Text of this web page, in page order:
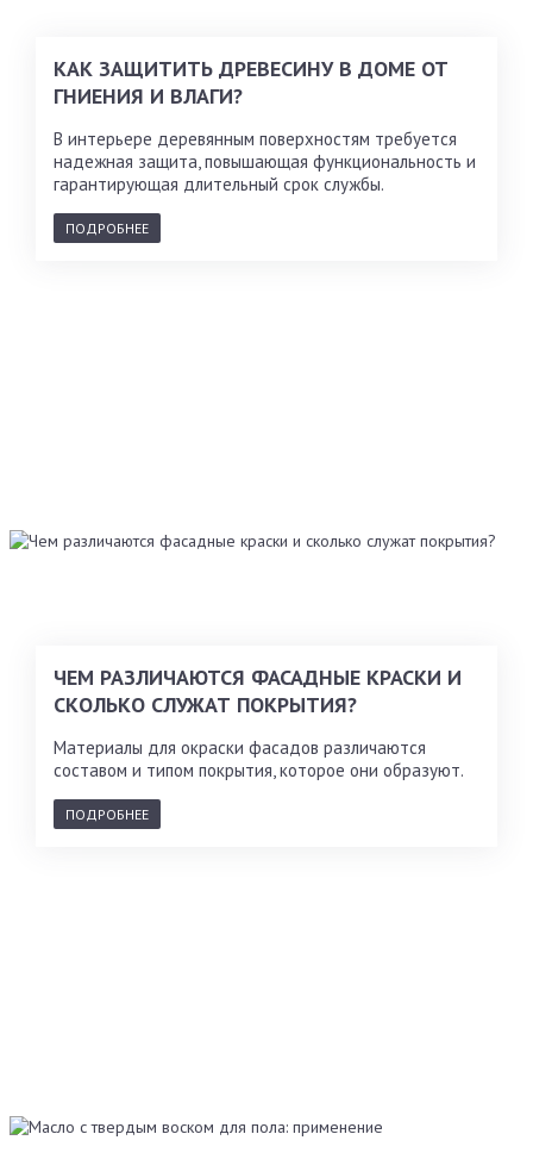
КАК ЗАЩИТИТЬ ДРЕВЕСИНУ В ДОМЕ ОТ
ГНИЕНИЯ И ВЛАГИ?
В интерьере деревянным поверхностям требуется
надежная защита, повышающая функциональность и
гарантирующая длительный срок службы.
ПОДРОБНЕЕ
ЧЕМ РАЗЛИЧАЮТСЯ ФАСАДНЫЕ КРАСКИ И
СКОЛЬКО СЛУЖАТ ПОКРЫТИЯ?
Материалы для окраски фасадов различаются
составом и типом покрытия, которое они образуют.
ПОДРОБНЕЕ